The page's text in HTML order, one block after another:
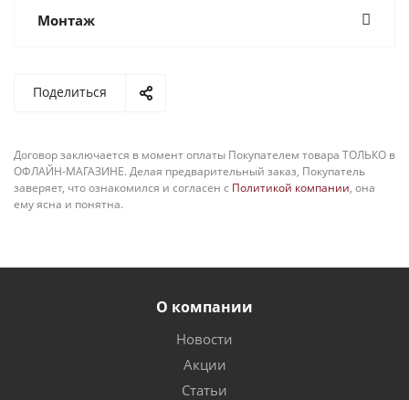
Монтаж
Поделиться
Договор заключается в момент оплаты Покупателем товара ТОЛЬКО в
ОФЛАЙН-МАГАЗИНЕ. Делая предварительный заказ, Покупатель
заверяет, что ознакомился и согласен с Политикой компании, она
ему ясна и понятна.
О компании
Новости
Акции
Статьи